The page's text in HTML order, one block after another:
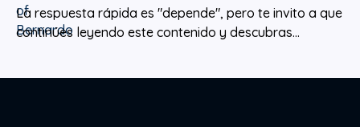
La respuesta rápida es "depende", pero te invito a que
continúes leyendo este contenido y descubras...